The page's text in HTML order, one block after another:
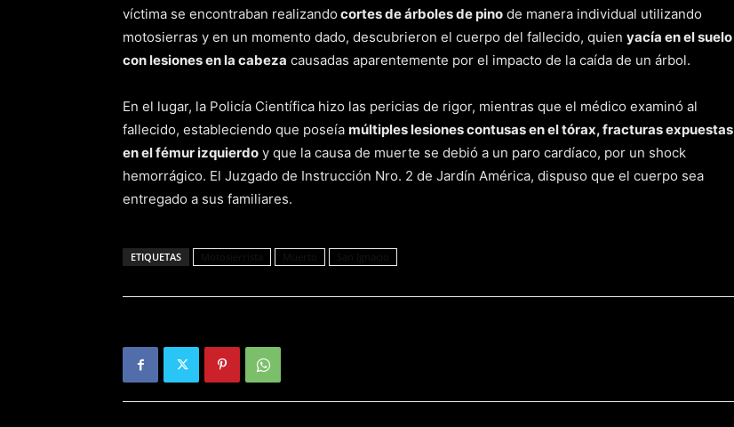
víctima se encontraban realizando cortes de árboles de pino de manera individual utilizando
motosierras y en un momento dado, descubrieron el cuerpo del fallecido, quien yacía en el suelo
con lesiones en la cabeza causadas aparentemente por el impacto de la caída de un árbol.
En el lugar, la Policía Científica hizo las pericias de rigor, mientras que el médico examinó al
fallecido, estableciendo que poseía múltiples lesiones contusas en el tórax, fracturas expuestas
en el fémur izquierdo y que la causa de muerte se debió a un paro cardíaco, por un shock
hemorrágico. El Juzgado de Instrucción Nro. 2 de Jardín América, dispuso que el cuerpo sea
entregado a sus familiares.
ETIQUETAS